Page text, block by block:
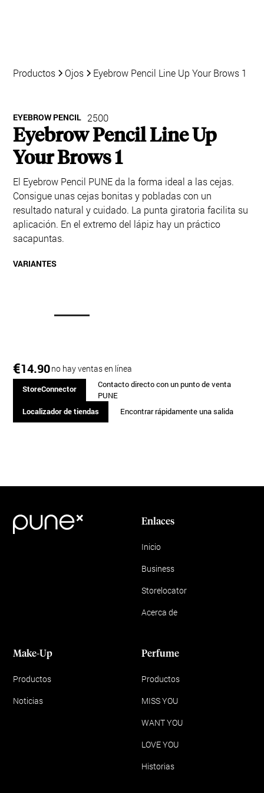
Productos Ojos Eyebrow Pencil Line Up Your Brows 1
EYEBROW PENCIL 2500
Eyebrow Pencil Line Up
Your Brows 1
El Eyebrow Pencil PUNE da la forma ideal a las cejas.
Consigue unas cejas bonitas y pobladas con un
resultado natural y cuidado. La punta giratoria facilita su
aplicación. En el extremo del lápiz hay un práctico
sacapuntas.
VARIANTES
€14.90no hay ventas en línea
StoreConnector
Contacto directo con un punto de venta
PUNE
Localizador de tiendas
Encontrar rápidamente una salida
Enlaces
Inicio
Business
Storelocator
Acerca de
Make-Up
Productos
Noticias
Perfume
Productos
MISS YOU
WANT YOU
LOVE YOU
Historias